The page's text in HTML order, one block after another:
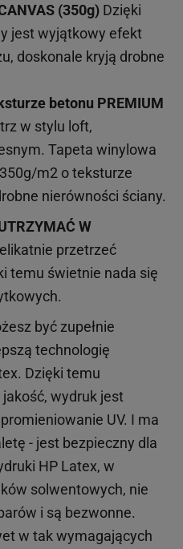
(350g) Dzięki
jest wyjątkowy efekt
doskonale kryją drobne
betonu PREMIUM
w stylu loft,
Tapeta winylowa
m2 o teksturze
nierówności ściany.
W
przetrzeć
temu świetnie nada się
być zupełnie
technologię
Dzięki temu
wydruk jest
UV. I ma
- jest bezpieczny dla
HP Latex, w
solwentowych, nie
i są bezwonne.
w tak wymagających